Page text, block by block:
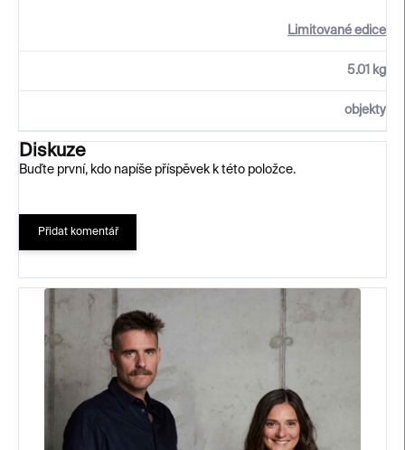
Limitované edice
5.01 kg
objekty
Diskuze
Buďte první, kdo napíše příspěvek k této položce.
Přidat komentář